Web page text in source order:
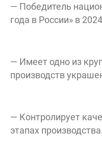
— Победитель
года в России» в
— Имеет одно из
производств
— Контролирует
этапах производства.